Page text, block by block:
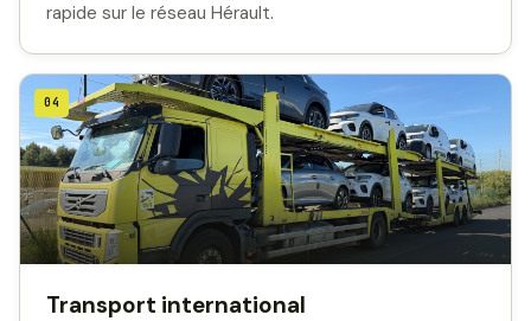
rapide sur le réseau Hérault.
04
Transport international